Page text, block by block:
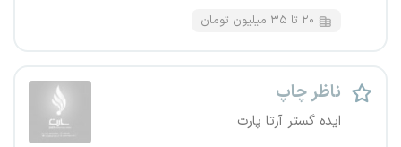
۲۰ تا ۳۵ میلیون تومان
ناظر چاپ
ایده گستر آرتا پارت